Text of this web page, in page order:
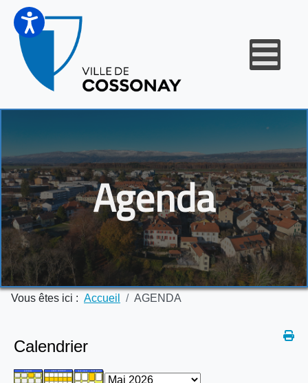
Agenda
Vous êtes ici : Accueil AGENDA
Calendrier